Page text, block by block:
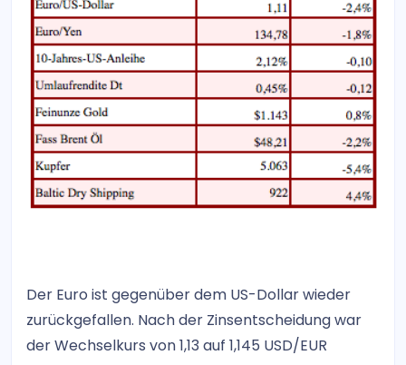
Der Euro ist gegenüber dem US-Dollar wieder
zurückgefallen. Nach der Zinsentscheidung war
der Wechselkurs von 1,13 auf 1,145 USD/EUR